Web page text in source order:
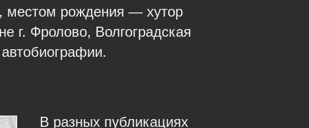
местом рождения — хутор
г. Фролово, Волгоградская
В разных публикациях